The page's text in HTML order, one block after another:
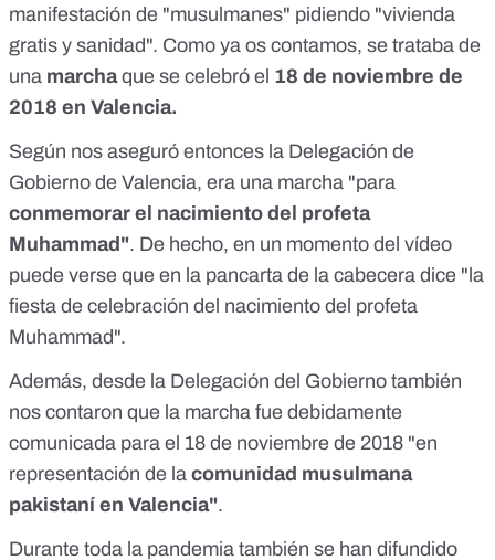
manifestación de "musulmanes" pidiendo "vivienda
gratis y sanidad". Como ya os contamos, se trataba de
una marchaque se celebró el 18 de noviembre de
2018 en Valencia.
Según nos aseguró entonces la Delegación de
Gobierno de Valencia, era una marcha "para
conmemorar el nacimiento del profeta
Muhammad". De hecho, en un momento del vídeo
puede verse que en la pancarta de la cabecera dice "la
fiesta de celebración del nacimiento del profeta
Muhammad".
Además, desde la Delegación del Gobierno también
nos contaron que la marcha fue debidamente
comunicada para el 18 de noviembre de 2018 "en
representación de la comunidad musulmana
pakistaní en Valencia".
Durante toda la pandemia también se han difundido